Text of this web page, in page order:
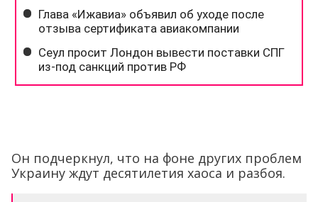
Он подчеркнул, что на фоне других проблем
Украину ждут десятилетия хаоса и разбоя.